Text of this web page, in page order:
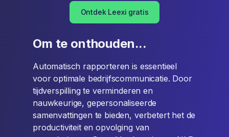
Ontdek Leexi gratis
Om te onthouden...
Automatisch rapporteren is essentieel
voor optimale bedrijfscommunicatie. Door
tijdverspilling te verminderen en
nauwkeurige, gepersonaliseerde
samenvattingen te bieden, verbetert het de
productiviteit en opvolging van